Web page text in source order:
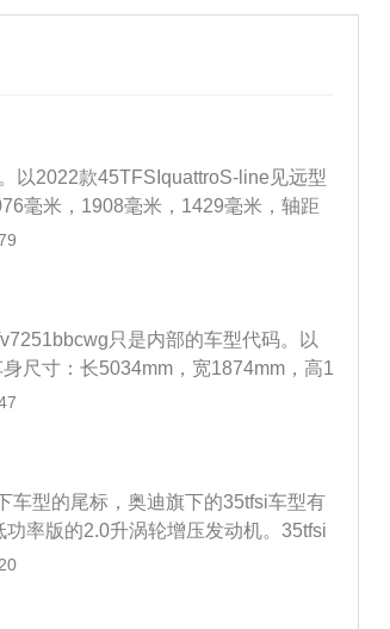
以2022款45TFSIquattroS-line见远型
毫米，1908毫米，1429毫米，轴距
发动机，气缸数为4个，最大扭矩37
别是5076毫米，1908毫米，1429毫
升涡轮增压发动机，气缸数为6个，最
驱形式为适时四驱。（以上数据来源
例，这款车的长宽高分别是4969毫
。动力方面，搭载2.5升涡轮增压发
外观：奥迪a7造型设计上力求简约而
性格鲜明的轮廓特征。2、内饰：奥
计理念。仪表台与门护板共同勾勒出
奥迪a7的前悬架采用多连杆独立悬
只是内部的车型代码。以
尺寸：长5034mm，宽1874mm，高1
长的关系，线条更加平滑，和ES对比
动机、3.0TV6发动机可供选择。其中
型最大功率140kW（190PS），峰值
车型的尾标，奥迪旗下的35tfsi车型有
率版的2.0升涡轮增压发动机。35tfsi
力加速度g的百分之三十、百分之三
。tfsi是一汽奥迪推出的高发动机效